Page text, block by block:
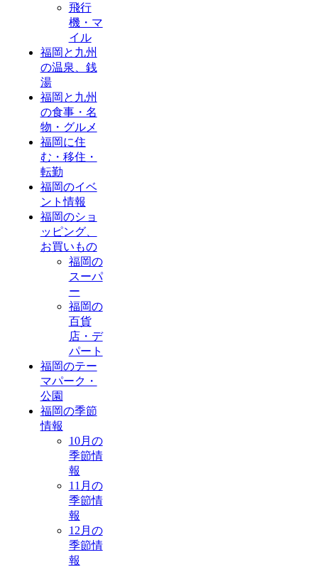
飛行
機・マ
イル
福岡と九州
の温泉、銭
湯
福岡と九州
の食事・名
物・グルメ
福岡に住
む・移住・
転勤
福岡のイベ
ント情報
福岡のショ
ッピング、
お買いもの
福岡の
スーパ
ー
福岡の
百貨
店・デ
パート
福岡のテー
マパーク・
公園
福岡の季節
情報
10月の
季節情
報
11月の
季節情
報
12月の
季節情
報